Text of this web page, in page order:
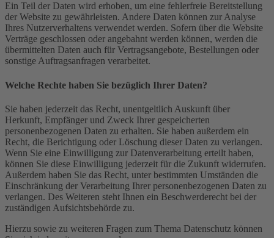
Ein Teil der Daten wird erhoben, um eine fehlerfreie Bereitstellung
der Website zu gewährleisten. Andere Daten können zur Analyse
Ihres Nutzerverhaltens verwendet werden. Sofern über die Website
Verträge geschlossen oder angebahnt werden können, werden die
übermittelten Daten auch für Vertragsangebote, Bestellungen oder
sonstige Auftragsanfragen verarbeitet.
Welche Rechte haben Sie bezüglich Ihrer Daten?
Sie haben jederzeit das Recht, unentgeltlich Auskunft über
Herkunft, Empfänger und Zweck Ihrer gespeicherten
personenbezogenen Daten zu erhalten. Sie haben außerdem ein
Recht, die Berichtigung oder Löschung dieser Daten zu verlangen.
Wenn Sie eine Einwilligung zur Datenverarbeitung erteilt haben,
können Sie diese Einwilligung jederzeit für die Zukunft widerrufen.
Außerdem haben Sie das Recht, unter bestimmten Umständen die
Einschränkung der Verarbeitung Ihrer personenbezogenen Daten zu
verlangen. Des Weiteren steht Ihnen ein Beschwerderecht bei der
zuständigen Aufsichtsbehörde zu.
Hierzu sowie zu weiteren Fragen zum Thema Datenschutz können